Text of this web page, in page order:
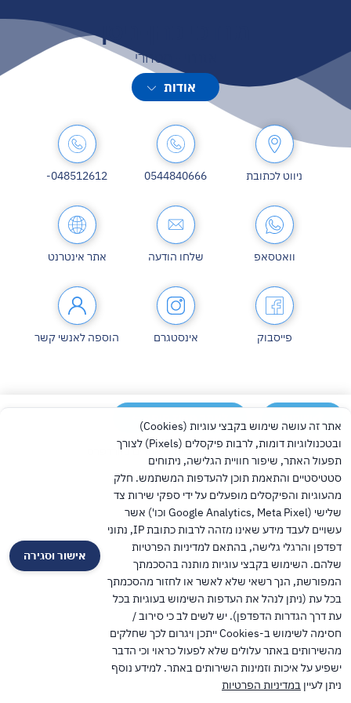
מרדכי כהן-ניסן
אזרחי - מסחרי
המייסד והבעלים של משרד עורכי הדין ונוטריון נסים את כהן ניסן.
אודות
ניווט לכתובת 0544840666
048512612-
וואטסאפ שלחו הודעה אתר אינטרנט
פייסבוק אינסטגרם הוספה לאנשי קשר
לאתר מחוז חיפה
אישור וסגירה
אתר זה עושה שימוש בקבצי עוגיות (Cookies)
ובטכנולוגיות דומות, לרבות פיקסלים (Pixels) לצורך
תפעול האתר, שיפור חוויית הגלישה, ניתוחים
סטטיסטיים והתאמת תוכן להעדפות המשתמש. חלק
מהעוגיות והפיקסלים מופעלים על ידי ספקי שירות צד
שלישי (Google Analytics, Meta Pixel וכו') אשר
עשויים לעבד מידע שאינו מזהה לרבות כתובת IP, נתוני
דפדפן והרגלי גלישה, בהתאם למדיניות הפרטיות
שלהם. השימוש בקבצי עוגיות מותנה בהסכמתך
המפורשת, הנך רשאי שלא לאשר או לחזור מהסכמתך
בכל עת (ניתן לנהל את העדפות השימוש בעוגיות בכל
עת דרך הגדרות הדפדפן). יש לשים לב כי סירוב /
חסימה לשימוש ב-Cookies ייתכן ויגרום לכך שחלקים
מהשירותים באתר עלולים שלא לפעול כראוי וכי הדבר
ישפיע על איכות וזמינות השירותים באתר. למידע נוסף
ניתן לעיין במדיניות הפרטיות
TalPress עיצוב ופיתוח אתרים בוורדפרס